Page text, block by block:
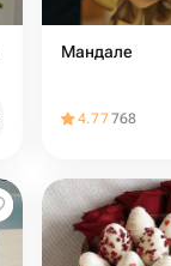
Мандале
4.77768